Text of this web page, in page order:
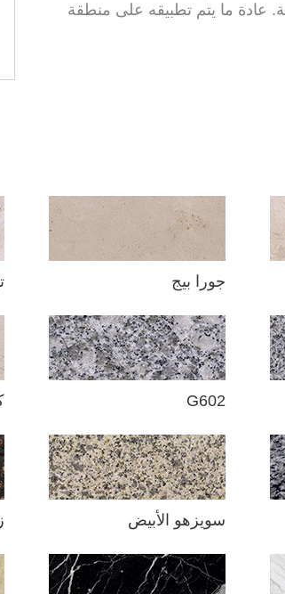
عادة ما يتم تطبيقه على منطقة
جورا بيج
G602
سويزهو الأبيض